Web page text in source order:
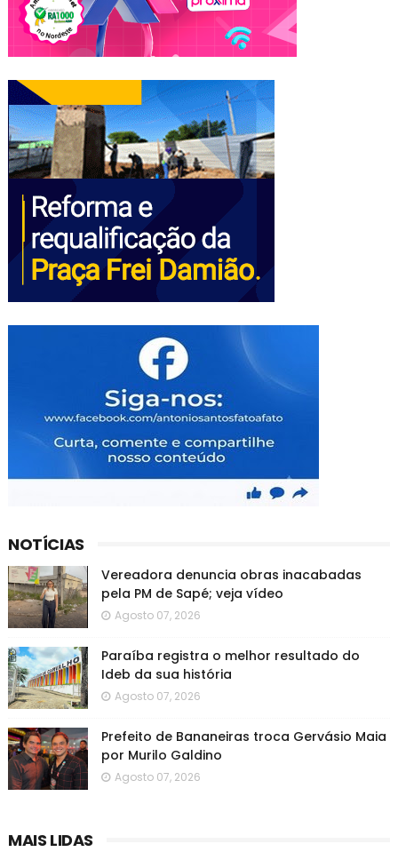
NOTÍCIAS
Vereadora denuncia obras inacabadas
pela PM de Sapé; veja vídeo
Agosto 07, 2026
Paraíba registra o melhor resultado do
Ideb da sua história
Agosto 07, 2026
Prefeito de Bananeiras troca Gervásio Maia
por Murilo Galdino
Agosto 07, 2026
MAIS LIDAS